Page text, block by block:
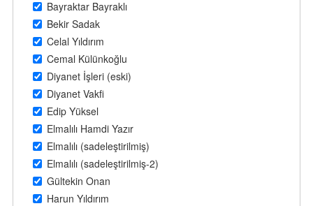
Bayraktar Bayraklı
Bekir Sadak
Celal Yıldırım
Cemal Külünkoğlu
Diyanet İşleri (eski)
Diyanet Vakfi
Edip Yüksel
Elmalılı Hamdi Yazır
Elmalılı (sadeleştirilmiş)
Elmalılı (sadeleştirilmiş-2)
Gültekin Onan
Harun Yıldırım